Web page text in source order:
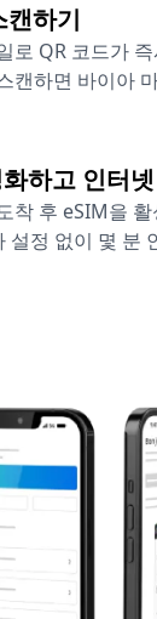
캔하기
로 QR 코드가
캔하면 바이아
하고 인터
착 후 eSIM을
설정 없이 몇 분